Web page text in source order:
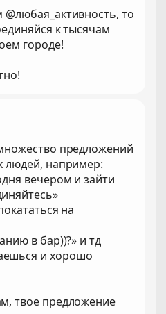
то
к тысячам
городе!
предложений
людей, например:
вечером и зайти
на
в бар))?» и тд
и хорошо
твое предложение